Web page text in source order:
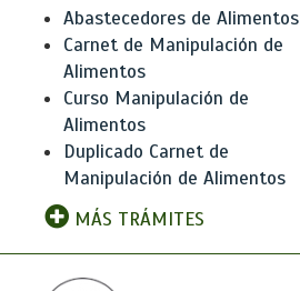
Abastecedores de Alimentos
Carnet de Manipulación de
Alimentos
Curso Manipulación de
Alimentos
Duplicado Carnet de
Manipulación de Alimentos
MÁS TRÁMITES